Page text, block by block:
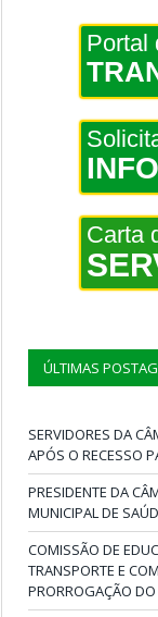
Portal
Carta
ÚLTIMAS
SERVIDORES DA
APÓS O RECESSO
PRESIDENTE DA
MUNICIPAL DE
COMISSÃO DE
TRANSPORTE E
PRORROGAÇÃO DO